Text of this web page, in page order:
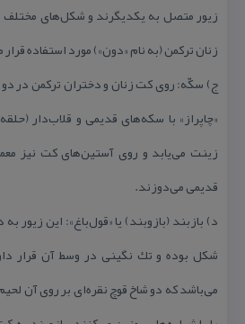
زیور متصل به یكدیگرند و شكل‌های مختلف
زنان تركمن (به نام «دون») مورد استفاده
ج) سكّه: روی كت زنان و دختران تركمن در
«چاپراز» با سكه‌های قدیمی و قلاب‌دار
زینت می‌یابد و روی آستین‌های كت نیز
قدیمی می‌دوزند.
د) بازبند (بازوبند) یا «قول‌باغ»: این
شكل بوده و تك نگینی در وسط آن قرار
می‌باشد كه دو شاخ قوچ نقره‌ای بر روی آن